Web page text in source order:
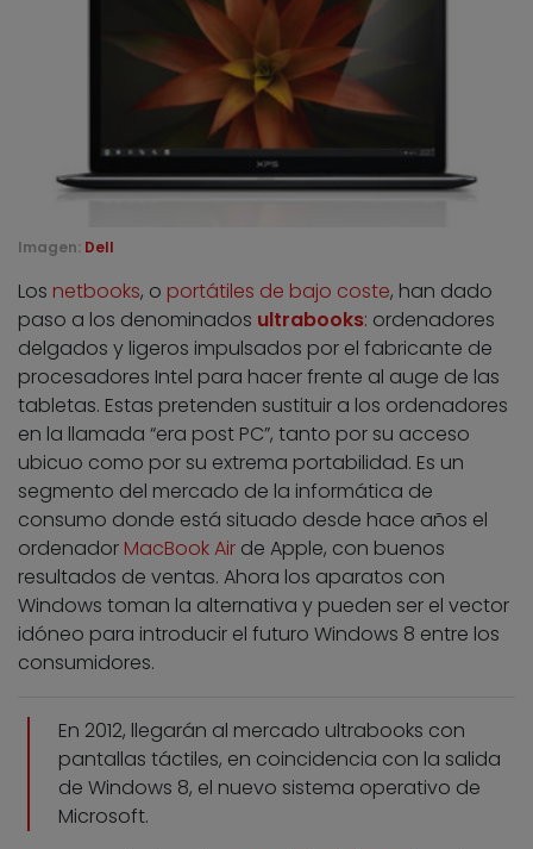
Imagen: Dell
Los netbooks, o portátiles de bajo coste, han dado
paso a los denominados ultrabooks: ordenadores
delgados y ligeros impulsados por el fabricante de
procesadores Intel para hacer frente al auge de las
tabletas. Estas pretenden sustituir a los ordenadores
en la llamada “era post PC”, tanto por su acceso
ubicuo como por su extrema portabilidad. Es un
segmento del mercado de la informática de
consumo donde está situado desde hace años el
ordenador MacBook Air de Apple, con buenos
resultados de ventas. Ahora los aparatos con
Windows toman la alternativa y pueden ser el vector
idóneo para introducir el futuro Windows 8 entre los
consumidores.
En 2012, llegarán al mercado ultrabooks con
pantallas táctiles, en coincidencia con la salida
de Windows 8, el nuevo sistema operativo de
Microsoft.